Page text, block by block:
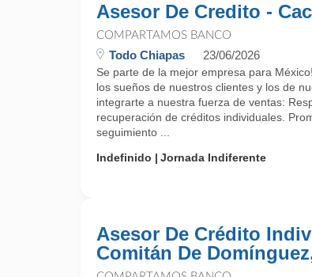
Asesor De Credito -
COMPARTAMOS BANCO
Todo Chiapas 23/06/2026
Se parte de la mejor empresa para
los sueños de nuestros clientes y los de
integrarte a nuestra fuerza de ventas:
recuperación de créditos individuales.
seguimiento ...
Indefinido
Jornada Indiferente
Asesor De Crédito
Comitán De